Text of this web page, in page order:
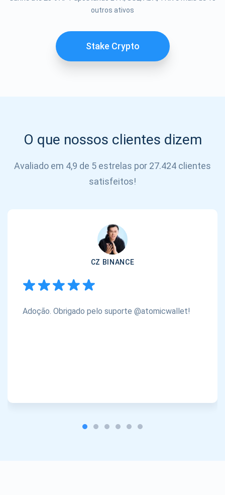
outros ativos
Stake Crypto
O que nossos clientes dizem
Avaliado em 4,9 de 5 estrelas por 27.424 clientes
satisfeitos!
CZ BINANCE
Adoção. Obrigado pelo suporte @atomicwallet!
SE
INSCREVER